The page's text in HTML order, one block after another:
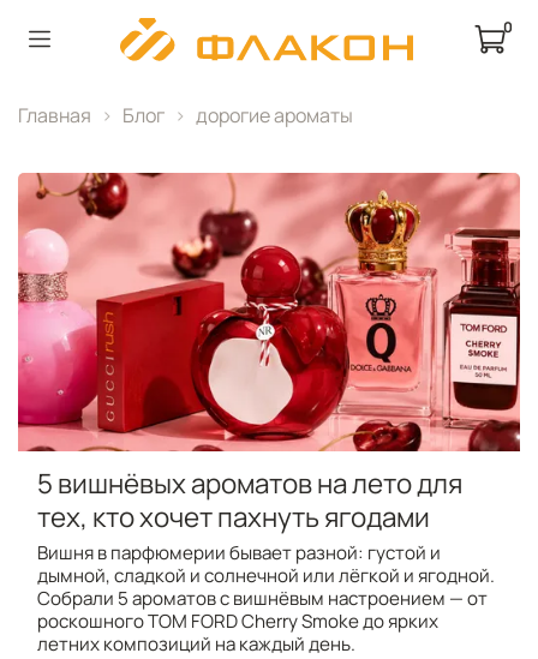
0
Главная Блог дорогие ароматы
5 вишнёвых ароматов на лето для
тех, кто хочет пахнуть ягодами
Вишня в парфюмерии бывает разной: густой и
дымной, сладкой и солнечной или лёгкой и ягодной.
Собрали 5 ароматов с вишнёвым настроением — от
роскошного TOM FORD Cherry Smoke до ярких
летних композиций на каждый день.